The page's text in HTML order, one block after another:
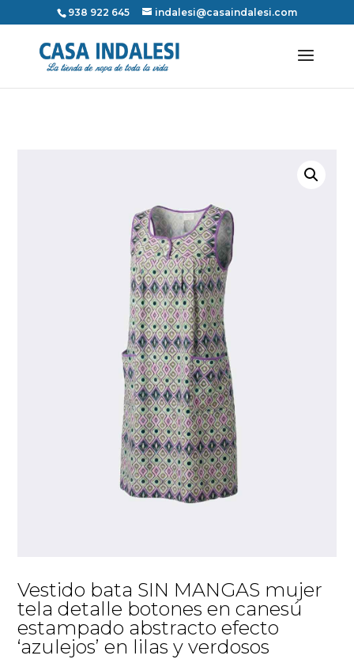
938 922 645 indalesi@casaindalesi.com
Vestido bata SIN MANGAS mujer
tela detalle botones en canesú
estampado abstracto efecto
‘azulejos’ en lilas y verdosos